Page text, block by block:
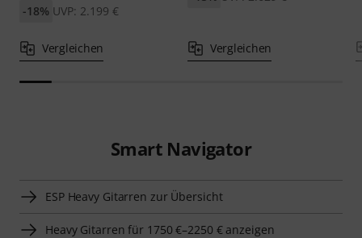
UVP: 2.199 €
-18%
Vergleichen Vergleichen
Smart Navigator
ESP Heavy Gitarren zur Übersicht
Heavy Gitarren für 1750 €–2250 € anzeigen